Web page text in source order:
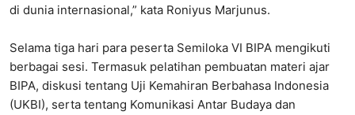
di dunia internasional,” kata Roniyus Marjunus.
Selama tiga hari para peserta Semiloka VI BIPA mengikuti
berbagai sesi. Termasuk pelatihan pembuatan materi ajar
BIPA, diskusi tentang Uji Kemahiran Berbahasa Indonesia
(UKBI), serta tentang Komunikasi Antar Budaya dan